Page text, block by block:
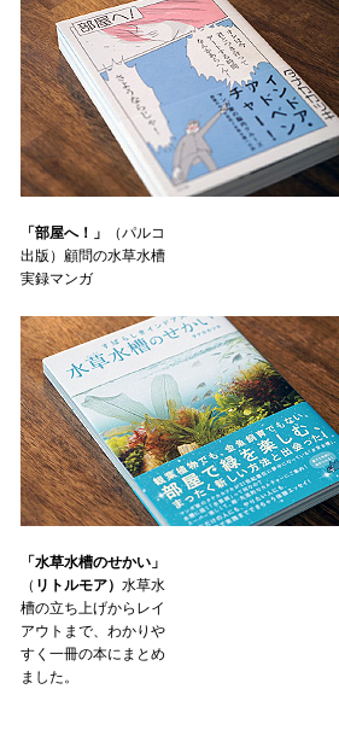
「部屋へ！」
（パルコ
出版）顧問の水草水槽
実録マンガ
「水草水槽のせかい」
（ リトルモア） 水草水
槽の立ち上げからレイ
アウトまで、わかりや
すく一冊の本にまとめ
ました。